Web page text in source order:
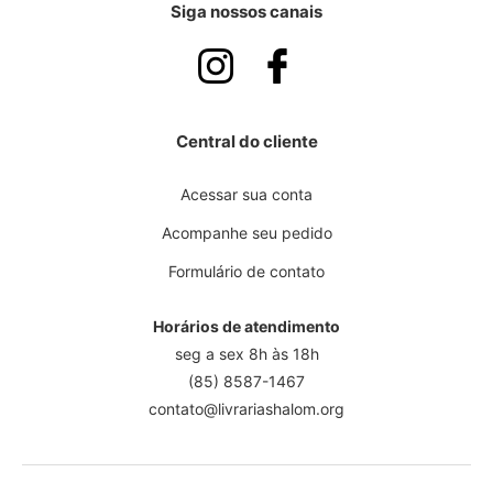
Siga nossos canais
Central do cliente
Acessar sua conta
Acompanhe seu pedido
Formulário de contato
Horários de atendimento
seg a sex 8h às 18h
(85) 8587-1467
contato@livrariashalom.org